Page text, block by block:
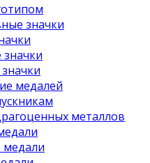
значки
медалей
металлов
медали